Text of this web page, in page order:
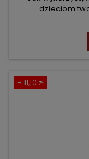
dzieciom
- 11,10 zł